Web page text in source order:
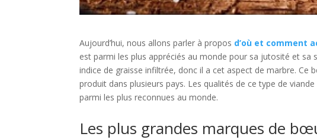
Aujourd’hui, nous allons parler à propos d’où et comment
est parmi les plus appréciés au monde pour sa jutosité et
indice de graisse infiltrée, donc il a cet aspect de marbre. Ce
produit dans plusieurs pays. Les qualités de ce type de
parmi les plus reconnues au monde.
Les plus grandes marques de